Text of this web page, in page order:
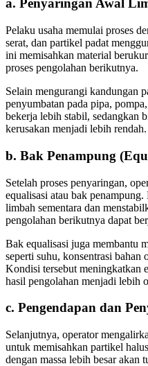
a. Penyaringan Awal
Pelaku usaha memulai proses
serat, dan partikel padat
ini memisahkan material
proses pengolahan berikutnya.
Selain mengurangi kandungan
penyumbatan pada pipa,
bekerja lebih stabil, sedangkan
kerusakan menjadi lebih rendah.
b. Bak Penampung
Setelah proses penyaringan,
equalisasi atau bak
limbah sementara dan
pengolahan berikutnya dapat
Bak equalisasi juga membantu
seperti suhu, konsentrasi bahan
Kondisi tersebut meningkatkan
hasil pengolahan menjadi lebih
c. Pengendapan dan
Selanjutnya, operator
untuk memisahkan partikel
dengan massa lebih besar akan